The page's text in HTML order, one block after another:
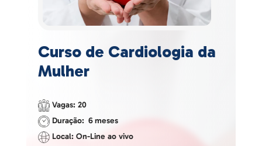
Curso de Cardiologia da
Mulher
Vagas: 20
Duração: 6 meses
Local: On-Line ao vivo